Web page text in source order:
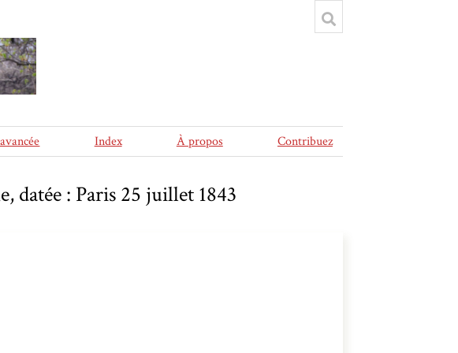
Index À propos Contribuez
datée : Paris 25 juillet 1843